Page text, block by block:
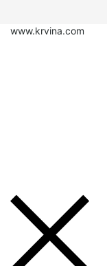
www.krvina.com